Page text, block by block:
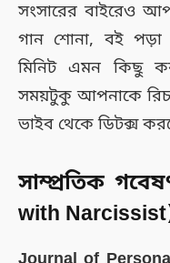
সংসারের বাইরেও
গান শোনা, বই পড়া
মিনিট এমন কিছু
সময়টুকু আপনাকে
ভাইব থেকে ডিটক্স
সাম্প্রতিক
with Narcissist